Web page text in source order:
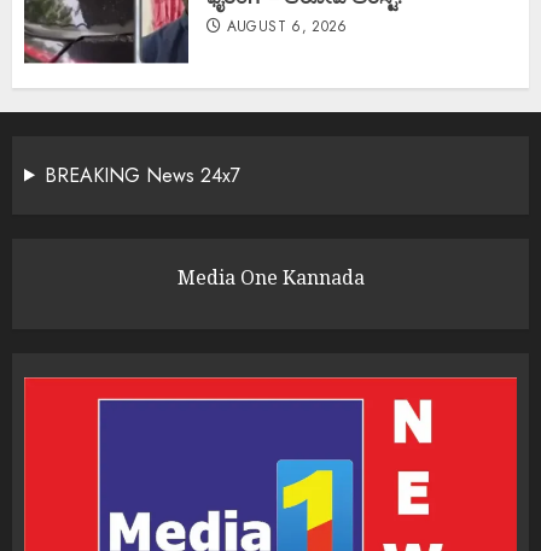
AUGUST 6, 2026
BREAKING News 24x7
Media One Kannada